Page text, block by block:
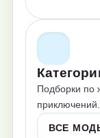
Подборки по
приключений.
ВСЕ